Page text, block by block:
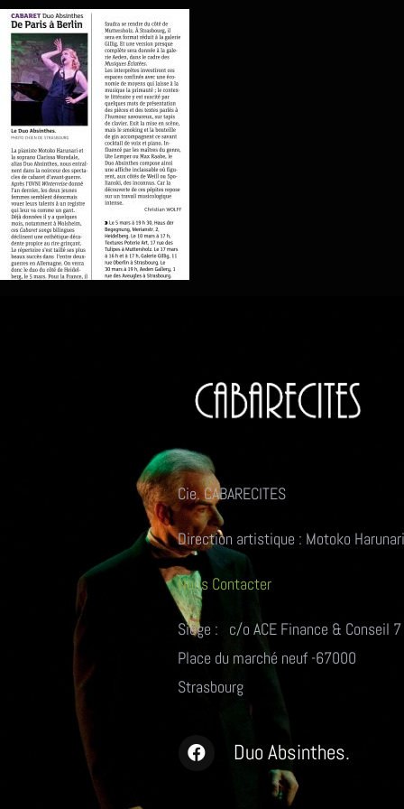
Cie. CABARECITES
Direction artistique : Motoko Harunari
Nous Contacter
Siège : c/o ACE Finance & Conseil 7
Place du marché neuf -67000
Strasbourg
Duo Absinthes.